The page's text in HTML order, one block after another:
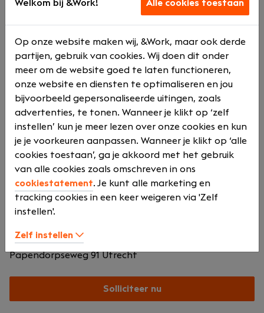
marktleiders.
interne PQR Academy krijg je opleidingen,
certificeringen en trainingen op maat. Dankzij onze
hoge partnerstatussen werk je met de nieuwste
technologieën en innovatieve oplossingen. De cultuur
is open, professioneel en mensgericht, met veel ruimte
voor initiatief, eigenaarschap en kennisdeling.
Teamgevoel en plezier staan hoog op de agenda met
regelmatige borrels, events en gezamenlijke
activiteiten.
Onze locatie
Papendorpseweg 91Utrecht
Solliciteer nu
Welkom bij &Work! Alle cookies toestaan
Op onze website maken wij, &Work, maar ook derde
partijen, gebruik van cookies. Wij doen dit onder
meer om de website goed te laten functioneren,
onze website en diensten te optimaliseren en jou
bijvoorbeeld gepersonaliseerde uitingen, zoals
advertenties, te tonen. Wanneer je klikt op ‘zelf
instellen’ kun je meer lezen over onze cookies en kun
je je voorkeuren aanpassen. Wanneer je klikt op ‘alle
cookies toestaan’, ga je akkoord met het gebruik
van alle cookies zoals omschreven in ons
cookiestatement. Je kunt alle marketing en
tracking cookies in een keer weigeren via 'Zelf
instellen'.
Zelf instellen